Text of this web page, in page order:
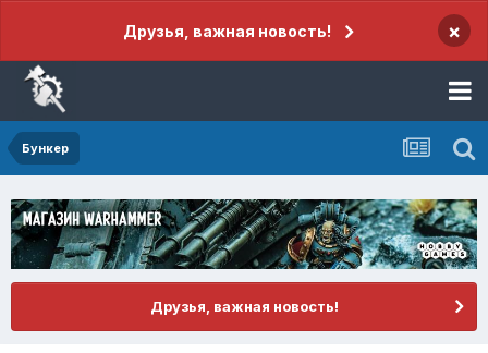
Друзья, важная новость! ×
Бункер
Друзья, важная новость!